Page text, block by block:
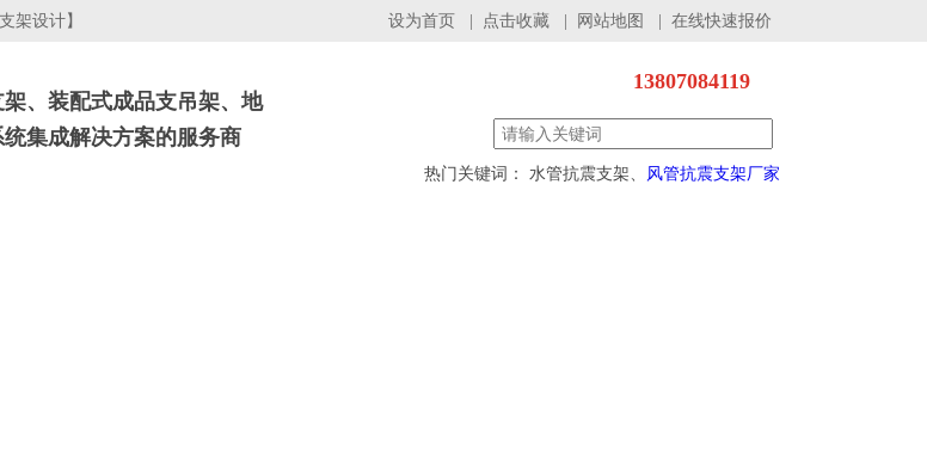
架设计】 设为首页 点击收藏 网站地图 在线快速报价
、装配式成品支吊架、地
集成解决方案的服务商
13807084119
热门关键词： 水管抗震支架、 风管抗震支架厂家